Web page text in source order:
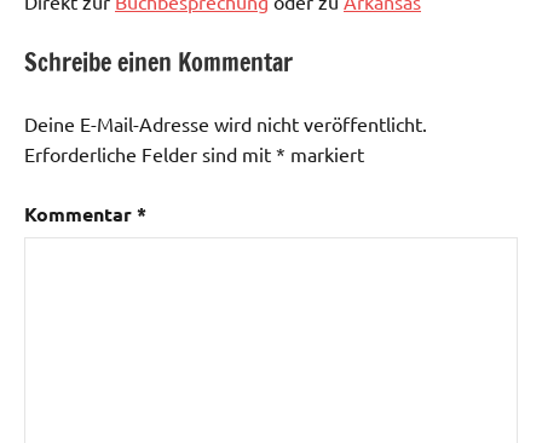
Schreibe einen Kommentar
Deine E-Mail-Adresse wird nicht veröffentlicht.
Erforderliche Felder sind mit * markiert
Kommentar*